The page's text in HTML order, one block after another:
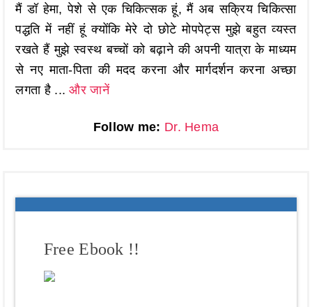
मैं डॉ हेमा, पेशे से एक चिकित्सक हूं, मैं अब सक्रिय चिकित्सा
पद्धति में नहीं हूं क्योंकि मेरे दो छोटे मोपपेट्स मुझे बहुत व्यस्त
रखते हैं मुझे स्वस्थ बच्चों को बढ़ाने की अपनी यात्रा के माध्यम
से नए माता-पिता की मदद करना और मार्गदर्शन करना अच्छा
लगता है ...और जानें
Follow me: Dr. Hema
Free Ebook !!